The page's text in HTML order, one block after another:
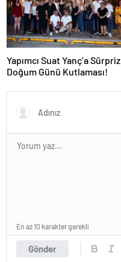
Yapımcı Suat Yanç’a Sürpriz
Doğum Günü Kutlaması!
Gönder
En az 10 karakter gerekli